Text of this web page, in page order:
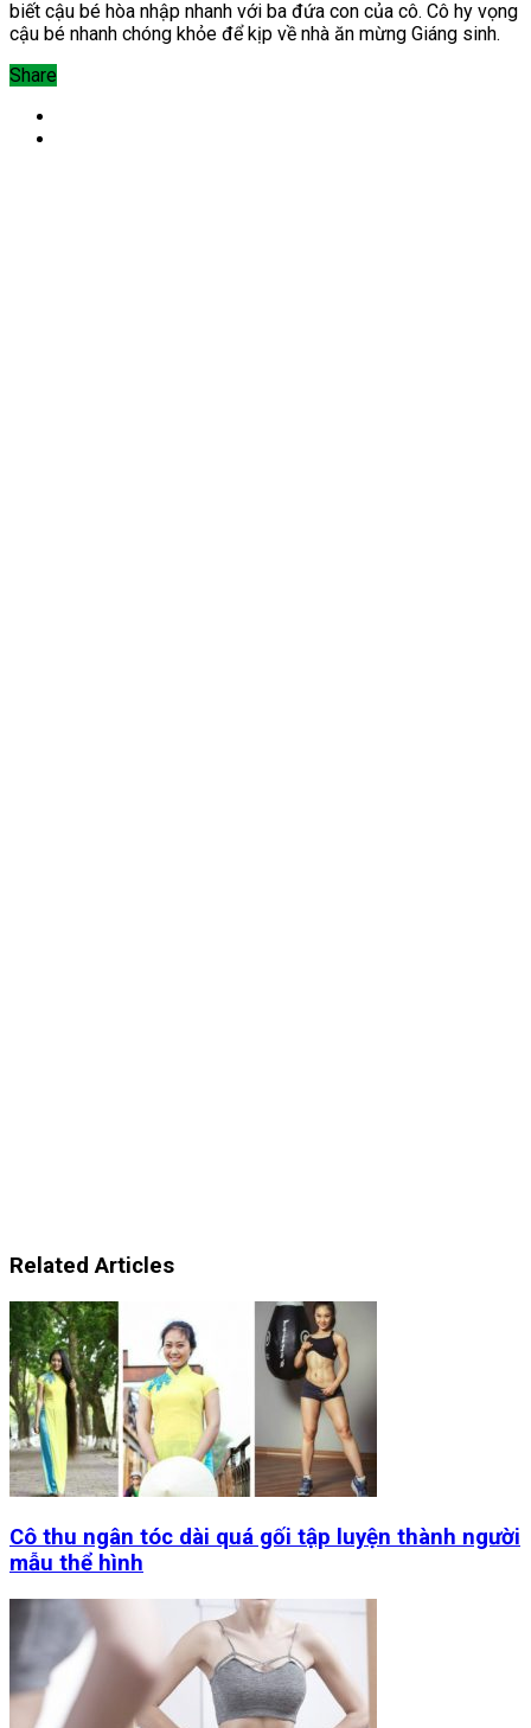
biết cậu bé hòa nhập nhanh với ba đứa con của cô. Cô hy vọng
cậu bé nhanh chóng khỏe để kịp về nhà ăn mừng Giáng sinh.
Share
Related Articles
Cô thu ngân tóc dài quá gối tập luyện thành người
mẫu thể hình